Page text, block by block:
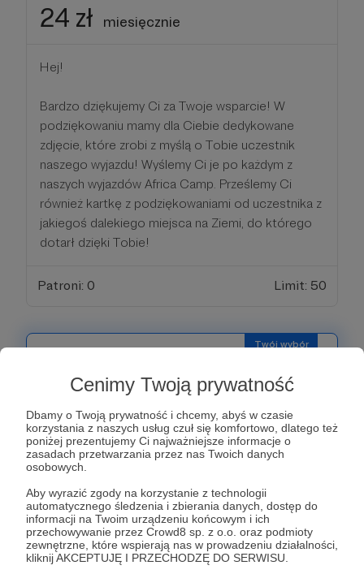
Cenimy Twoją prywatność
Dbamy o Twoją prywatność i chcemy, abyś w czasie
korzystania z naszych usług czuł się komfortowo, dlatego też
poniżej prezentujemy Ci najważniejsze informacje o
zasadach przetwarzania przez nas Twoich danych
osobowych.
Aby wyrazić zgody na korzystanie z technologii
automatycznego śledzenia i zbierania danych, dostęp do
informacji na Twoim urządzeniu końcowym i ich
przechowywanie przez Crowd8 sp. z o.o. oraz podmioty
zewnętrzne, które wspierają nas w prowadzeniu działalności,
kliknij AKCEPTUJĘ I PRZECHODZĘ DO SERWISU.
24 zł miesięcznie
Hej!
Bardzo dziękujemy Ci za Twoje wsparcie! W
podziękowaniu mamy dla Ciebie dedykowane
zdjęcie, które zrobi z myślą o Tobie uczestnik
naszego wyjazdu! Wyślemy Ci je po każdym z
naszych wyjazdów Africa Camp. Prześlemy Ci
również kartkę z podziękowaniami od uczestnika z
jakiegoś dalekiego miejsca na Ziemi, do którego
dotarł dzięki Tobie!
Patroni: 0 Limit: 50
Bardzo dziękujemy za Twoje wsparcie, to jest już
naprawdę coś! W podziękowaniu mamy dla Ciebie
dedykowane zdęcie, które zrobi uczestnik
naszego wyjazdu. Prześlemy Ci również kartkę z
jakiegoś dalekiego miejsca na ziemi, do którego
dotarł dzięki Tobie! Wymienimy Cię również
podczas filmu z podziękowaniami, który nagramy